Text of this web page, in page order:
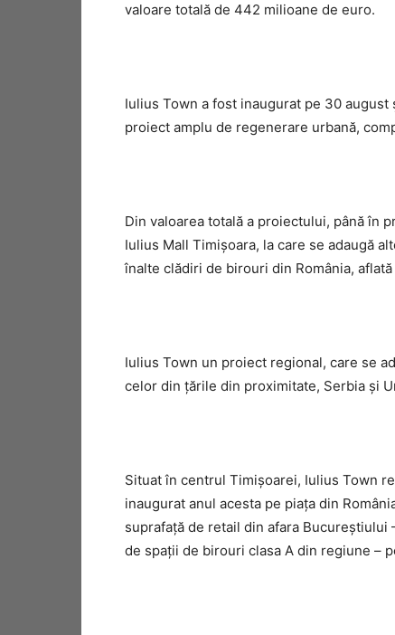
valoare totală de 442 milioane de euro.
Iulius Town a fost inaugurat pe 30
proiect amplu de regenerare urbană,
Din valoarea totală a proiectului, până în
Iulius Mall Timişoara, la care se adaugă
înalte clădiri de birouri din România,
Iulius Town un proiect regional, care se
celor din ţările din proximitate, Serbia şi
Situat în centrul Timișoarei, Iulius Town
inaugurat anul acesta pe piaţa din
suprafaţă de retail din afara Bucureștiului
de spaţii de birouri clasa A din regiune –